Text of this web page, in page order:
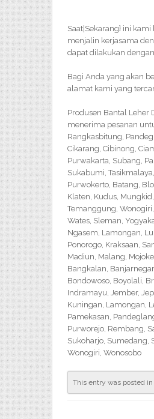
Saat|Sekarang} ini
menjalin kerjasama
dapat dilakukan
Bagi Anda yang akan
alamat kami yang
Produsen Bantal Leher
menerima pesanan
Rangkasbitung,
Cikarang, Cibinong,
Purwakarta, Subang,
Sukabumi,
Purwokerto, Batang,
Klaten, Kudus,
Temanggung,
Wates, Sleman,
Ngasem, Lamongan,
Ponorogo, Kraksaan,
Madiun, Malang,
Bangkalan,
Bondowoso, Boyolali,
Indramayu, Jember,
Kuningan, Lamongan,
Pamekasan,
Purworejo, Rembang,
Sukoharjo, Sumedang,
Wonogiri, Wonosobo
This entry was posted in